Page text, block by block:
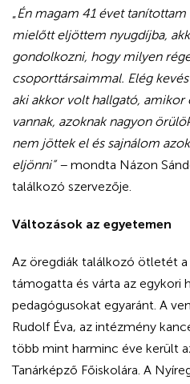
„Én magam 41 évet
mielőtt eljöttem nyugdíjba,
gondolkozni, hogy milyen
csoporttársaimmal. Elég
aki akkor volt hallgató, amikor
vannak, azoknak nagyon
nem jöttek el és sajnálom
eljönni” – mondta Názon
találkozó szervezője.
Változások az egyetemen
Az öregdiák találkozó ötletét
támogatta és várta az egykori
pedagógusokat egyaránt. A
Rudolf Éva, az intézmény
több mint harminc éve került
Tanárképző Főiskolára. A